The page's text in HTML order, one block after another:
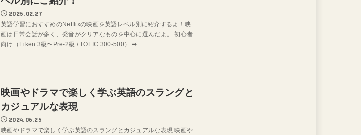
2025.02.27
英語学習におすすめのNetflixの映画を英語レベル別に紹介するよ！映
画は日常会話が多く、発音がクリアなものを中心に選んだよ。 初心者
向け（Eiken 3級〜Pre-2級 / TOEIC 300-500） ➡...
映画やドラマで楽しく学ぶ英語のスラングと
カジュアルな表現
2024.06.25
映画やドラマで楽しく学ぶ英語のスラングとカジュアルな表現 映画や